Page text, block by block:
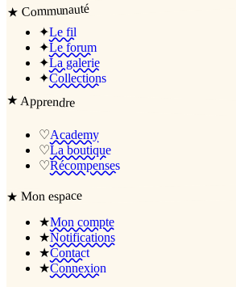
★ Communauté
✦Le fil
✦Le forum
✦La galerie
✦Collections
★Apprendre
♡Academy
♡La boutique
♡Récompenses
★Mon espace
★Mon compte
★Notifications
★Contact
★Connexion